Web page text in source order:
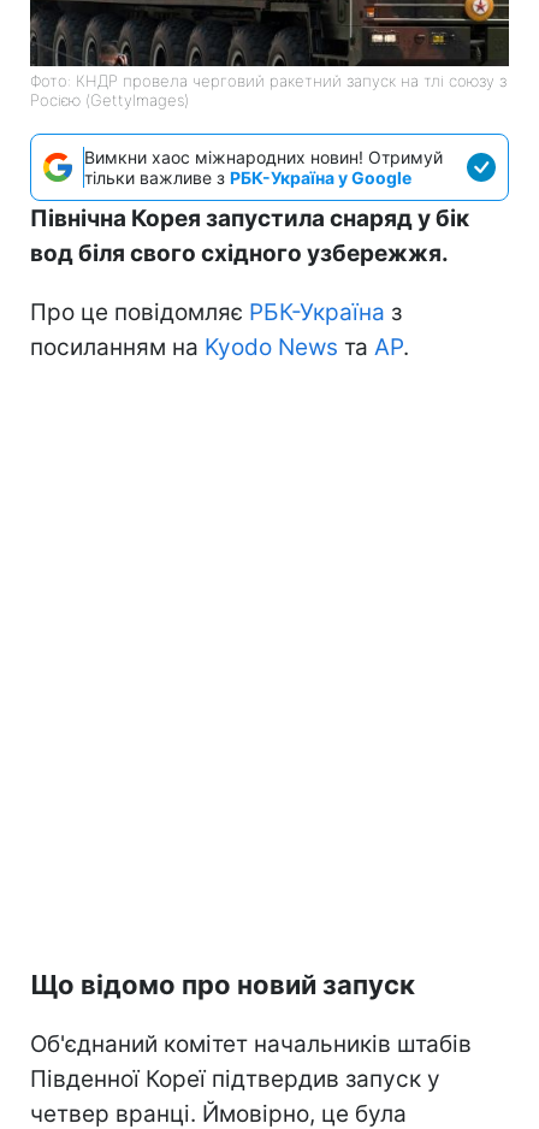
Фото: КНДР провела черговий ракетний запуск на тлі союзу з
Росією (GettyImages)
Вимкни хаос міжнародних новин! Отримуй
тільки важливе з РБК-Україна у Google
Північна Корея запустила снаряд у бік
вод біля свого східного узбережжя.
Про це повідомляє РБК-Україна з
посиланням на Kyodo News та АР.
Що відомо про новий запуск
Об'єднаний комітет начальників штабів
Південної Кореї підтвердив запуск у
четвер вранці. Ймовірно, це була